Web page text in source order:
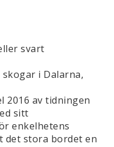
svart
i Dalarna,
2016 av tidningen
sitt
enkelhetens
det stora bordet en